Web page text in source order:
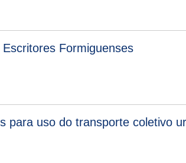
Formiguenses
para uso do transporte coletivo